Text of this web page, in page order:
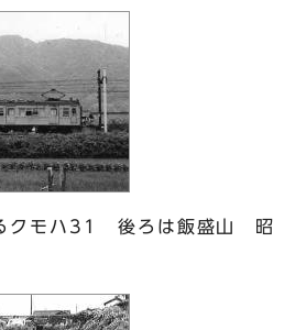
クモハ31 後ろは飯盛山 昭